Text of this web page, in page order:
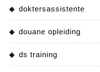
doktersassistente
douane opleiding
ds training